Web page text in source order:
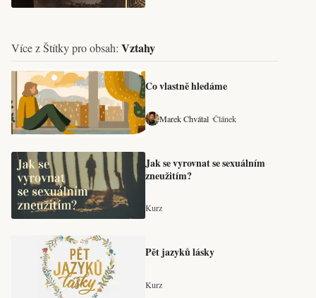
Více z Štítky pro obsah: Vztahy
Co vlastně hledáme
Marek Chvátal Článek
Jak se vyrovnat se sexuálním
zneužitím?
Kurz
Pět jazyků lásky
Kurz